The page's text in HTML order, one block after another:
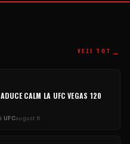
VEZI TOT →
CALM LA UFC VEGAS 120
UFCaugust 6